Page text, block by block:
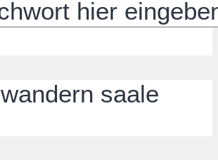
wandern saale